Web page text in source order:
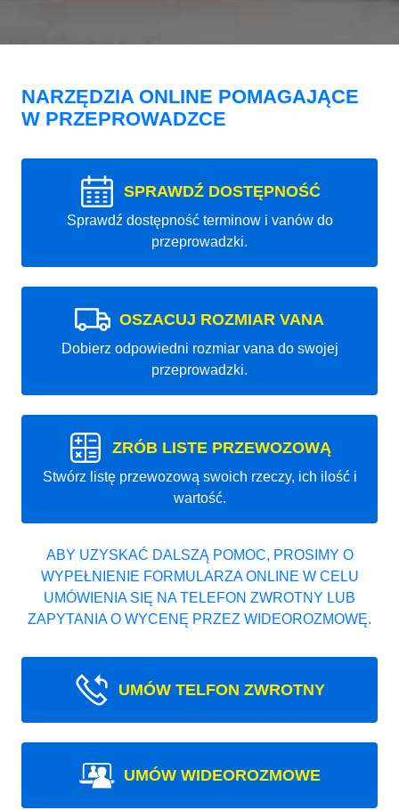
NARZĘDZIA ONLINE POMAGAJĄCE
W PRZEPROWADZCE
SPRAWDŹ DOSTĘPNOŚĆ
Sprawdź dostępność terminow i vanów do
przeprowadzki.
OSZACUJ ROZMIAR VANA
Dobierz odpowiedni rozmiar vana do swojej
przeprowadzki.
ZRÓB LISTE PRZEWOZOWĄ
Stwórz listę przewozową swoich rzeczy, ich ilość i
wartość.
ABY UZYSKAĆ DALSZĄ POMOC, PROSIMY O
WYPEŁNIENIE FORMULARZA ONLINE W CELU
UMÓWIENIA SIĘ NA TELEFON ZWROTNY LUB
ZAPYTANIA O WYCENĘ PRZEZ WIDEOROZMOWĘ.
UMÓW TELFON ZWROTNY
UMÓW WIDEOROZMOWE